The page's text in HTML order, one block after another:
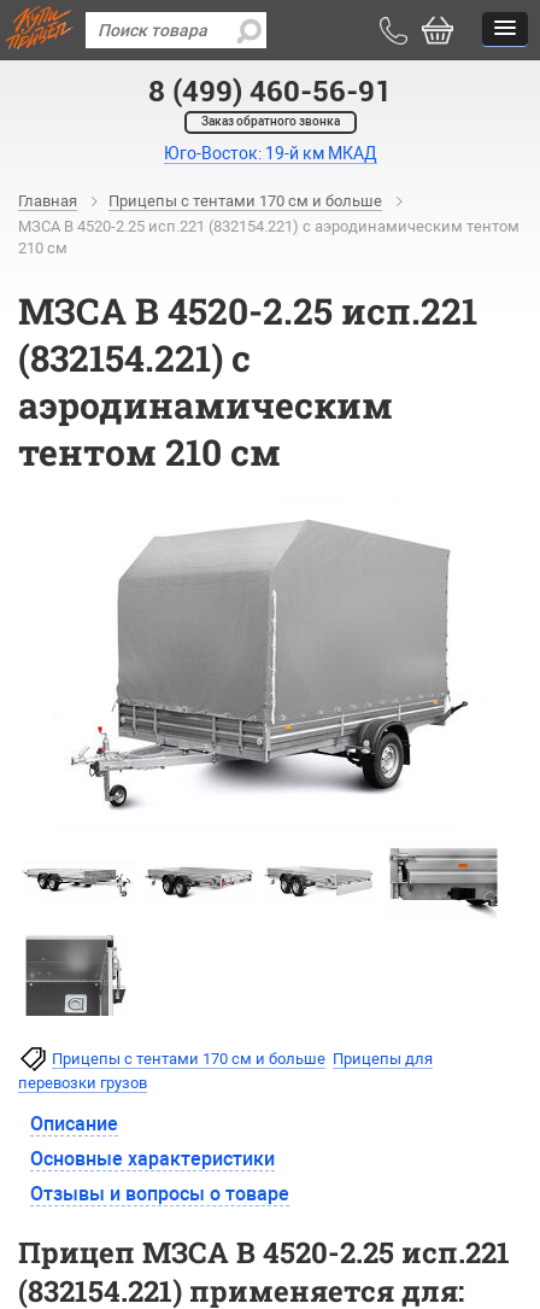
8 (499) 460-56-91
Заказ обратного звонка
Юго-Восток: 19-й км МКАД
Главная
Прицепы с тентами 170 см и больше
МЗСА B 4520-2.25 исп.221 (832154.221) с аэродинамическим тентом
210 см
МЗСА B 4520-2.25 исп.221
(832154.221) с
аэродинамическим
тентом 210 см
Прицепы с тентами 170 см и больше Прицепы для
перевозки грузов
Описание
Основные характеристики
Отзывы и вопросы о товаре
Прицеп МЗСА B 4520-2.25 исп.221
(832154.221) применяется для: